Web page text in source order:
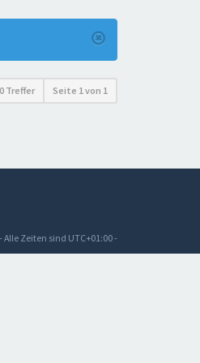
Treffer Seite 1von 1
- Alle Zeiten sind UTC+01:00-